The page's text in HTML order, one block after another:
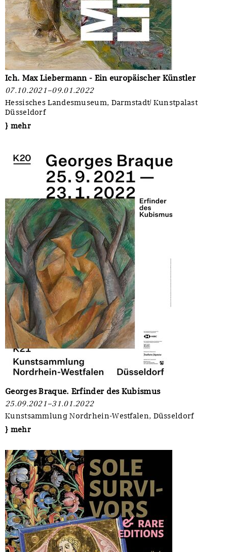
Ich. Max Liebermann - Ein europäischer Künstler
07.10.2021–09.01.2022
Hessisches Landesmuseum, Darmstadt/ Kunstpalast
Düsseldorf
} mehr
Georges Braque. Erfinder des Kubismus
25.09.2021–31.01.2022
Kunstsammlung Nordrhein-Westfalen, Düsseldorf
} mehr